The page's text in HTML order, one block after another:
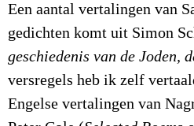
Een aantal vertalingen van
gedichten komt uit Simon
geschiedenis van de Joden,
versregels heb ik zelf
Engelse vertalingen van